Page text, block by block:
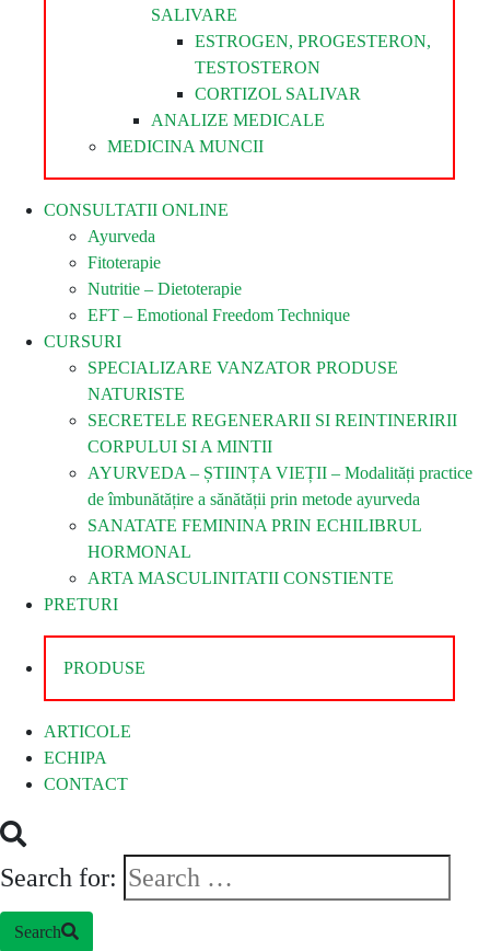
SALIVARE
ESTROGEN, PROGESTERON,
TESTOSTERON
CORTIZOL SALIVAR
ANALIZE MEDICALE
MEDICINA MUNCII
CONSULTATII ONLINE
Ayurveda
Fitoterapie
Nutritie – Dietoterapie
EFT – Emotional Freedom Technique
CURSURI
SPECIALIZARE VANZATOR PRODUSE
NATURISTE
SECRETELE REGENERARII SI REINTINERIRII
CORPULUI SI A MINTII
AYURVEDA – ȘTIINȚA VIEȚII – Modalități practice
de îmbunătățire a sănătății prin metode ayurveda
SANATATE FEMININA PRIN ECHILIBRUL
HORMONAL
ARTA MASCULINITATII CONSTIENTE
PRETURI
PRODUSE
ARTICOLE
ECHIPA
CONTACT
Search for:
Search